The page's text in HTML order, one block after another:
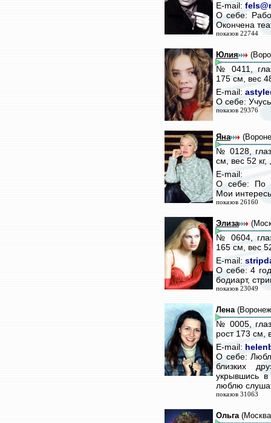
E-mail:
О себе:
Окончена
показов 22744
Юлия
№ 0411,
175 см, вес
E-mail:
О себе:
показов 29376
Яна
№ 0128,
см, вес 52
E-mail:
О себе: По
Мои
показов 26160
Элиза
№ 0604,
165 см, вес
E-mail:
О себе: 4
бодиарт,
показов 23049
Лена
№ 0005,
рост 173 см,
E-mail:
О себе:
близких
укрывшись
люблю
показов 31063
Ольга